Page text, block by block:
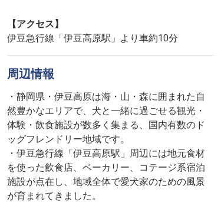
【アクセス】
伊豆急行線「伊豆高原駅」より車約10分
周辺情報
・静岡県・伊豆高原は海・山・森に囲まれた自
然豊かなエリアで、犬と一緒に過ごせる観光・
体験・飲食施設が数多く集まる、国内有数のド
ッグフレンドリー地域です。
・伊豆急行線「伊豆高原駅」周辺には地元食材
を使った飲食店、ベーカリー、コテージ系宿泊
施設が点在し、地域全体で愛犬家のための風景
が育まれてきました。